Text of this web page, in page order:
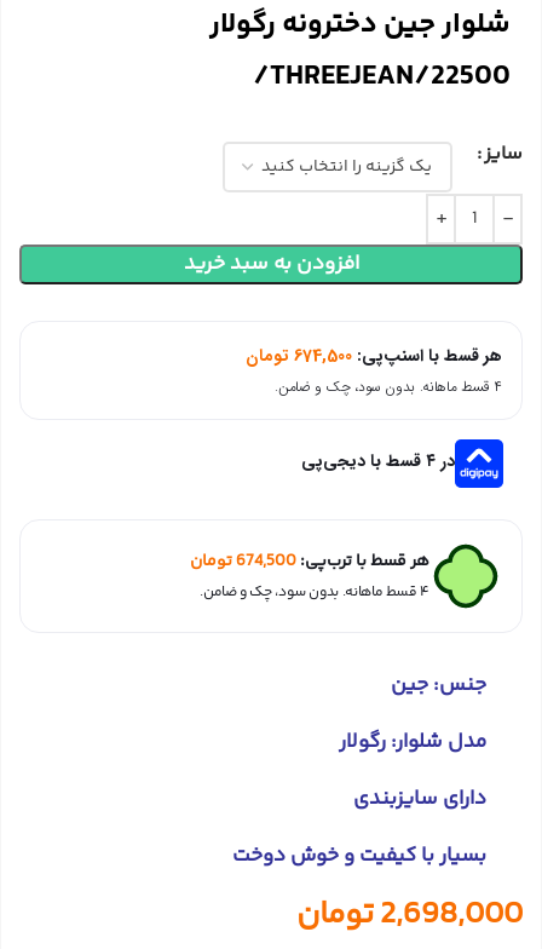
شلوار جین دخترونه رگولار
THREEJEAN/22500/
سایز
افزودن به سبد خرید
هر قسط با اسنپ‌پی: 674,500 تومان
۴ قسط ماهانه. بدون سود، چک و ضامن.
در ۴ قسط با دیجی‌پی
هر قسط با ترب‌پی:674,500تومان
۴ قسط ماهانه. بدون سود، چک و ضامن.
جنس: جین
مدل شلوار: رگولار
دارای سایزبندی
بسیار با کیفیت و خوش دوخت
2,698,000تومان